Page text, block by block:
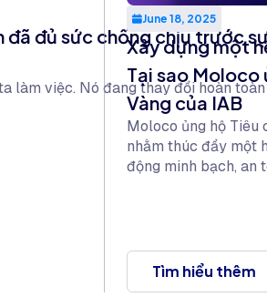
đã đủ sức chống chịu trước
làm việc. Nó đang thay đổi hoàn
June 18, 2025
Xây dựng một
Tại sao Moloco
Vàng của IAB
Moloco ủng hộ Tiêu
nhằm thúc đẩy một
động minh bạch, an
Tìm hiểu thêm